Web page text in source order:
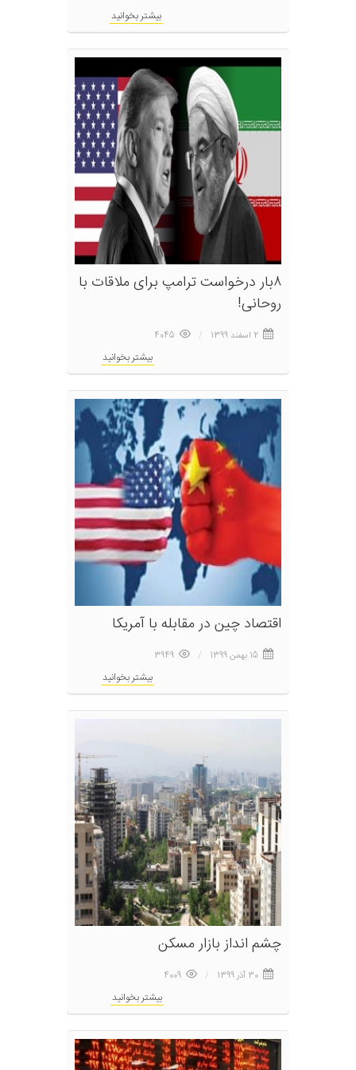
بیشتر بخوانید
۸بار درخواست ترامپ برای ملاقات با
روحانی!
بیشتر بخوانید
اقتصاد چین در مقابله با آمریکا
بیشتر بخوانید
چشم انداز بازار مسکن
بیشتر بخوانید